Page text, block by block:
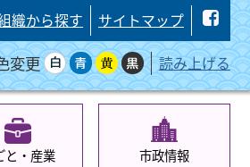
織から探す サイトマップ
変更 読み上げる
と・産業 市政情報